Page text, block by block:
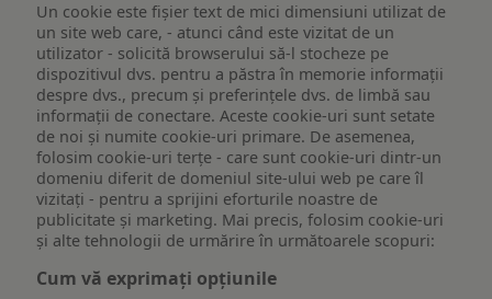
Un cookie este fişier text de mici dimensiuni utilizat de
un site web care, - atunci când este vizitat de un
utilizator - solicită browserului să-l stocheze pe
dispozitivul dvs. pentru a păstra în memorie informații
despre dvs., precum și preferințele dvs. de limbă sau
informații de conectare. Aceste cookie-uri sunt setate
de noi și numite cookie-uri primare. De asemenea,
folosim cookie-uri terțe - care sunt cookie-uri dintr-un
domeniu diferit de domeniul site-ului web pe care îl
vizitați - pentru a sprijini eforturile noastre de
publicitate și marketing. Mai precis, folosim cookie-uri
și alte tehnologii de urmărire în următoarele scopuri:
Cum vă exprimați opțiunile